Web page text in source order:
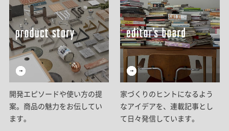
開発エピソードや使い方の提
案。商品の魅力をお伝してい
ます。
家づくりのヒントになるよう
なアイデアを、連載記事とし
て日々発信しています。